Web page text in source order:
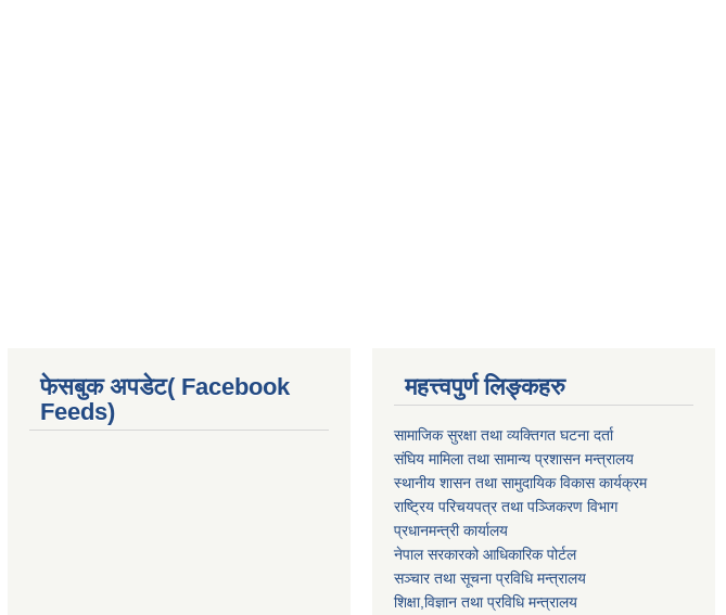
फेसबुक अपडेट( Facebook
Feeds)
महत्त्वपुर्ण लिङ्कहरु
सामाजिक सुरक्षा तथा व्यक्तिगत घटना दर्ता
संघिय मामिला तथा सामान्य प्रशासन मन्त्रालय
स्थानीय शासन तथा सामुदायिक विकास कार्यक्रम
राष्ट्रिय परिचयपत्र तथा पञ्जिकरण विभाग
प्रधानमन्त्री कार्यालय
नेपाल सरकारको आधिकारिक पोर्टल
सञ्‍चार तथा सूचना प्रविधि मन्त्रालय
शिक्षा,विज्ञान तथा प्रविधि मन्त्रालय